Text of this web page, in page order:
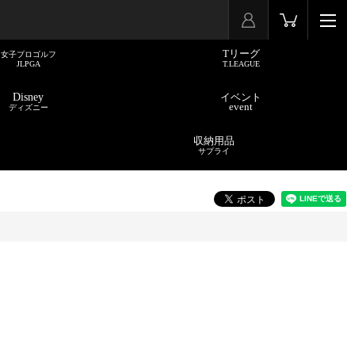
女子プロゴルフ
JLPGA
Tリーグ
T.LEAGUE
Disney
ディズニー
イベント
event
収納用品
サプライ